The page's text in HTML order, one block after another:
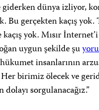
dünya izliyor,
Bu gerçekten kaçış
yok. Mısır İnternet’i
uygun şekilde şu
insanlarının
birimiz ölecek ve
dolayı sorgulanacağız.”